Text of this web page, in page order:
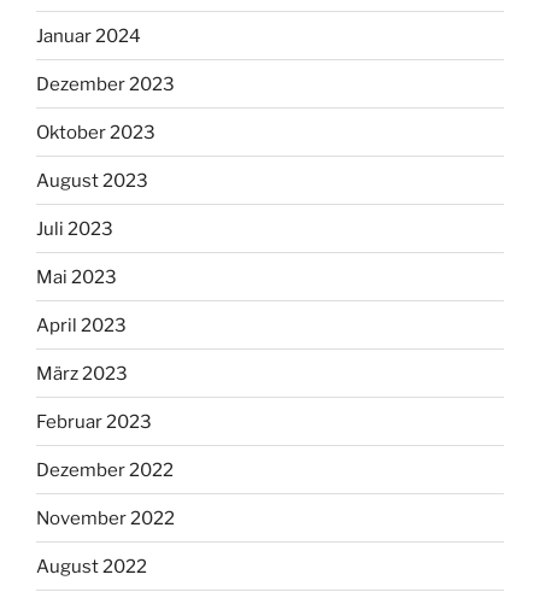
Januar 2024
Dezember 2023
Oktober 2023
August 2023
Juli 2023
Mai 2023
April 2023
März 2023
Februar 2023
Dezember 2022
November 2022
August 2022